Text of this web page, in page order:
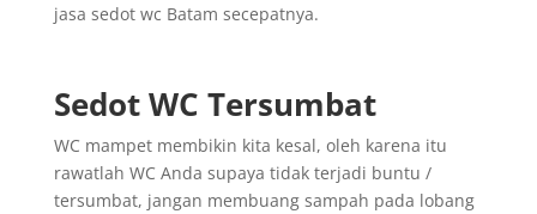
jasa sedot wc Batam secepatnya.
Sedot WC Tersumbat
WC mampet membikin kita kesal, oleh karena itu
rawatlah WC Anda supaya tidak terjadi buntu /
tersumbat, jangan membuang sampah pada lobang